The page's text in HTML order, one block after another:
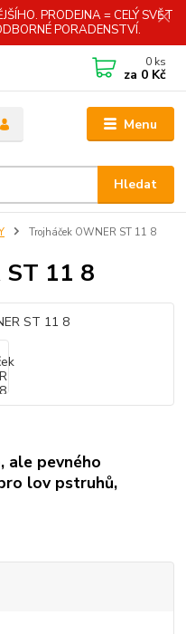
PRODEJNA = CELÝ SVĚT
PORADENSTVÍ.
Menu
Hledat
0 ks
za 0 Kč
Trojháček OWNER ST 11 8
ST 11 8
ale pevného
lov pstruhů,